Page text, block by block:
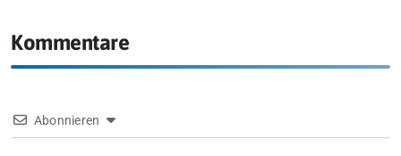
Kommentare
Abonnieren